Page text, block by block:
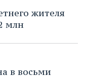
жителя
млн
в восьми